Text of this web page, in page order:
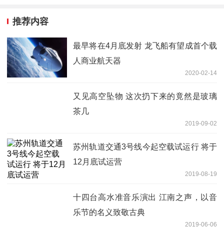
推荐内容
最早将在4月底发射 龙飞船有望成首个载
人商业航天器
2020-02-14
又见高空坠物 这次扔下来的竟然是玻璃
茶几
2019-09-02
苏州轨道交通3号线今起空载试运行 将于
12月底试运营
2019-08-19
十四台高水准音乐演出 江南之声，以音
乐节的名义致敬古典
2019-06-06